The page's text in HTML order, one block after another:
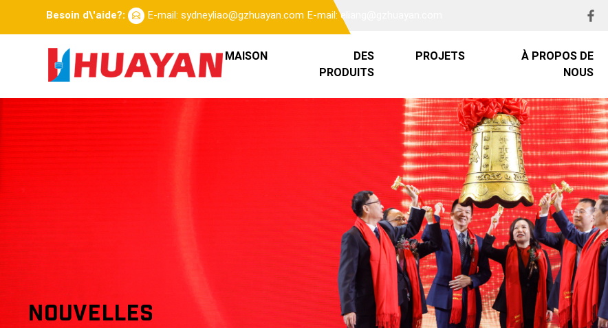
Besoin d\'aide?: E-mail: sydneyliao@gzhuayan.com E-mail: eliang@gzhuayan.com
MAISON
DES
PRODUITS
PROJETS
À PROPOS DE
NOUS
Nouvelles